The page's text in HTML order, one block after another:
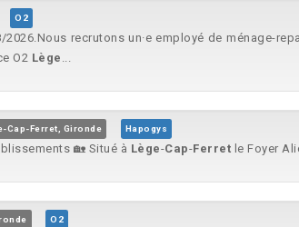
O2
recrutons un·e employé de ménage-
O2 Lège ...
Cap-Ferret, Gironde Hapogys
🏡 Situé à Lège-Cap-Ferret le Foyer
O2